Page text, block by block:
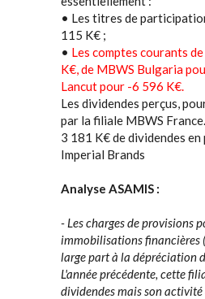
• Les titres de
115 K€ ;
• Les comptes courants
K€, de MBWS Bulgaria
Lancut pour -6 596 K€.
Les dividendes perçus,
par la filiale MBWS
3 181 K€ de dividendes
Imperial Brands
Analyse ASAMIS :
- Les charges de provisions
immobilisations financières
large part à la dépréciation
L'année précédente, cette
dividendes mais son activité